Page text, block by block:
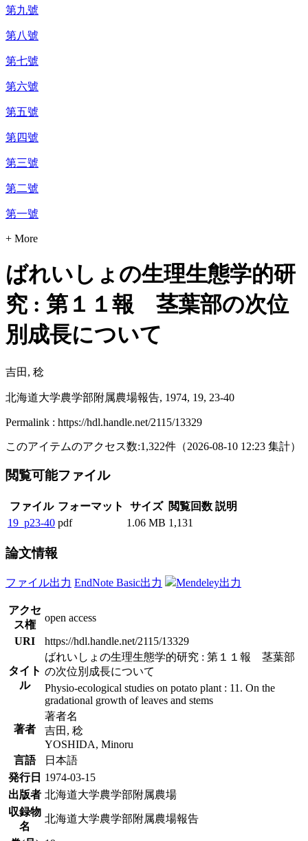
第九號
第八號
第七號
第六號
第五號
第四號
第三號
第二號
第一號
+ More
ばれいしょの生理生態学的研
究 : 第１１報 茎葉部の次位
別成長について
吉田, 稔
北海道大学農学部附属農場報告, 1974, 19, 23-40
Permalink : https://hdl.handle.net/2115/13329
このアイテムのアクセス数:1,322件 （2026-08-10 12:23 集計）
閲覧可能ファイル
ファイル フォーマット サイズ 閲覧回数 説明
19_p23-40 pdf 1.06 MB 1,131
論文情報
ファイル出力 EndNote Basic出力 Mendeley出力
アクセ
ス権
open access
URI
https://hdl.handle.net/2115/13329
タイト
ル
ばれいしょの生理生態学的研究 : 第１１報 茎葉部
の次位別成長について
Physio-ecological studies on potato plant : 11. On the
gradational growth of leaves and stems
著者
著者名
吉田, 稔
YOSHIDA, Minoru
言語
日本語
発行日 1974-03-15
出版者 北海道大学農学部附属農場
収録物
名
北海道大学農学部附属農場報告